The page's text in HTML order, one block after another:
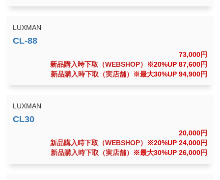
LUXMAN
73,000円
新品購入時下取（WEBSHOP）
※20%UP 87,600円
新品購入時下取（実店舗）
※最大30%UP 94,900円
LUXMAN
20,000円
新品購入時下取（WEBSHOP）
※20%UP 24,000円
新品購入時下取（実店舗）
※最大30%UP 26,000円